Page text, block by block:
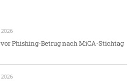
Phishing-Betrug nach MiCA-Stichtag